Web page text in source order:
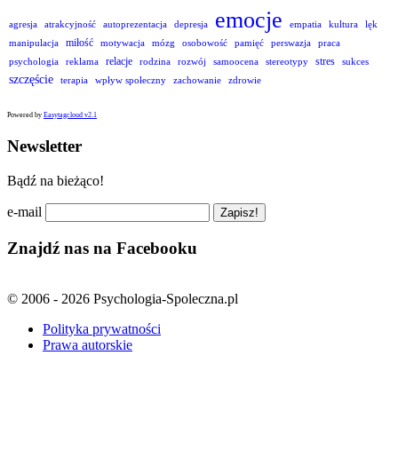
agresja atrakcyjność autoprezentacja depresja emocje empatia kultura
lęk
manipulacja
miłość motywacja mózg osobowość pamięć perswazja
praca
psychologia
reklama relacje rodzina rozwój samoocena stereotypy stres sukces
szczęście terapia wpływ społeczny zachowanie zdrowie
Powered by Easytagcloud v2.1
Newsletter
Bądź na bieżąco!
e-mail
Znajdź nas na Facebooku
© 2006 - 2026 Psychologia-Spoleczna.pl
Polityka prywatności
Prawa autorskie